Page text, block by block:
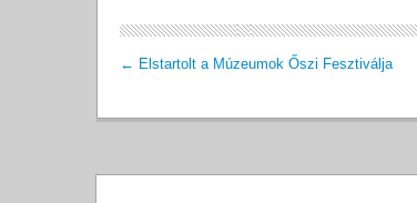
← Elstartolt a Múzeumok Őszi Fesztiválja